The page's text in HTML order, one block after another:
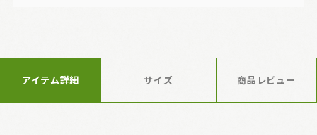
アイテム詳細 サイズ 商品レビュー